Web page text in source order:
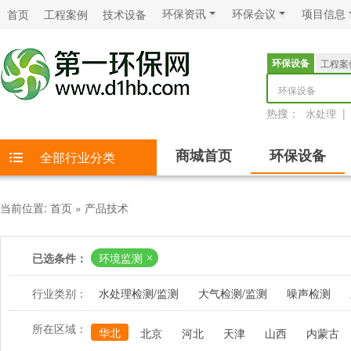
首页 工程案例 技术设备 环保资讯 环保会议 项目信息
环保设备
工程案
环保设备
热搜： 水处理 |
全部行业分类 商城首页 环保设备
当前位置: 首页 » 产品技术
已选条件： 环境监测
行业类别： 水处理检测/监测 大气检测/监测 噪声检测
所在区域： 华北 北京 河北 天津 山西 内蒙古